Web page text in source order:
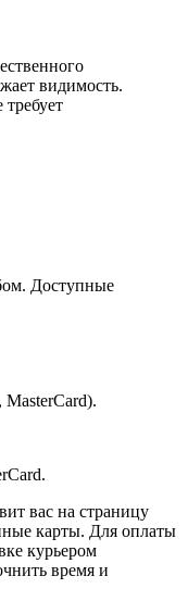
видимость.
Доступные
вас на страницу
карты. Для оплаты
курьером
время и